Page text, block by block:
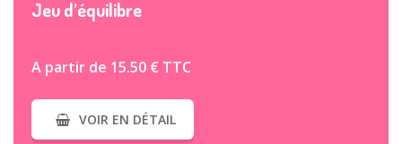
Jeu d’équilibre
A partir de 15.50 € TTC
VOIR EN DÉTAIL